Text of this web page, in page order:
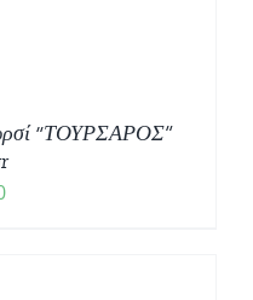
“ΤΟΥΡΣΑΡΟΣ”